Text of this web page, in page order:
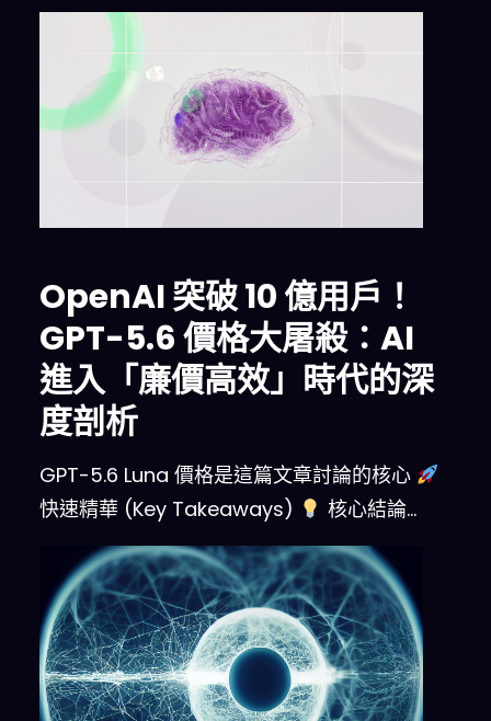
OpenAI 突破 10 億用戶！
GPT-5.6 價格大屠殺：AI
進入「廉價高效」時代的深
度剖析
GPT-5.6 Luna 價格是這篇文章討論的核心
快速精華 (Key Takeaways)
核心結論…